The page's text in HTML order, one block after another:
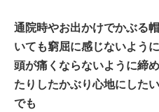
通院時やお出かけでかぶる
いても窮屈に感じないように
頭が痛くならないように締
たりしたかぶり心地にしたい
でも